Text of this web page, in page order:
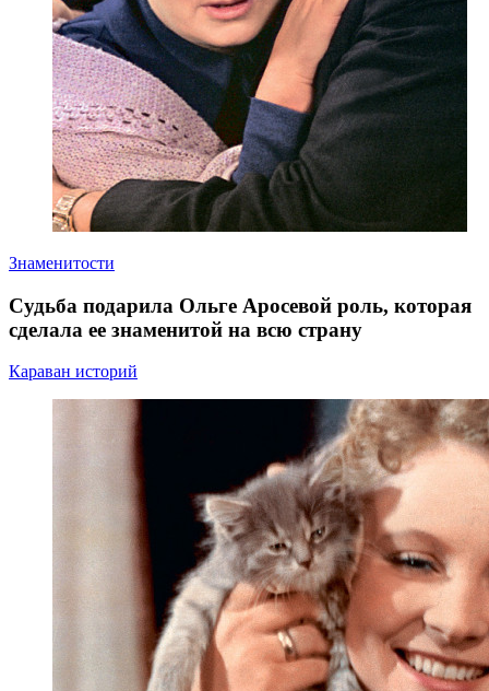
Знаменитости
Судьба подарила Ольге Аросевой роль, которая
сделала ее знаменитой на всю страну
Караван историй